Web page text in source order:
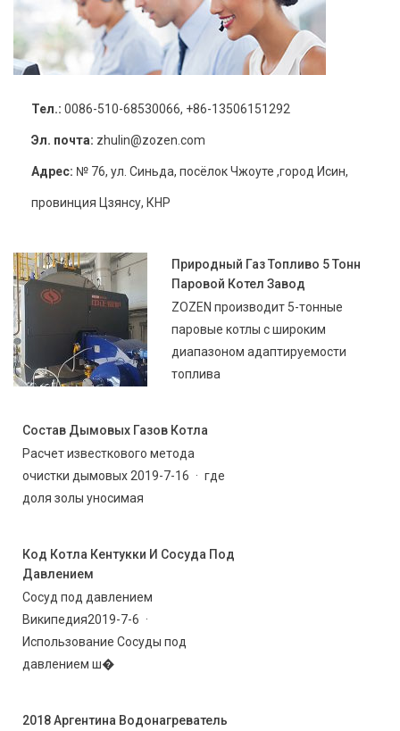
Тел.: 0086-510-68530066, +86-13506151292
Эл. почта: zhulin@zozen.com
Адрес: № 76, ул. Синьда, посёлок Чжоуте ,город Исин,
провинция Цзянсу, КНР
Природный Газ Топливо 5 Тонн
Паровой Котел Завод
ZOZEN производит 5-тонные
паровые котлы с широким
диапазоном адаптируемости
топлива
Состав Дымовых Газов Котла
Расчет известкового метода
очистки дымовых 2019-7-16 · где
доля золы уносимая
Код Котла Кентукки И Сосуда Под
Давлением
Сосуд под давлением
Википедия2019-7-6 ·
Использование Сосуды под
давлением ш�
2018 Аргентина Водонагреватель